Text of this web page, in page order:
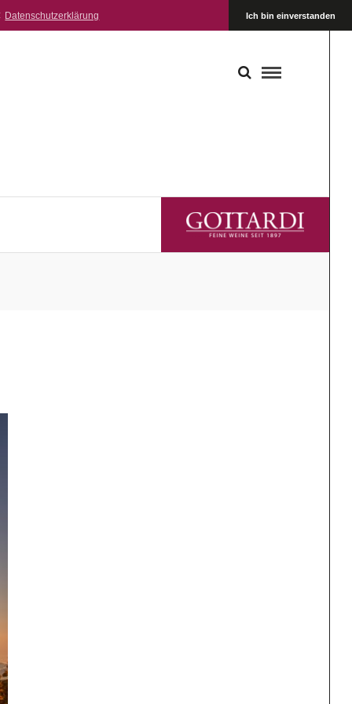
Datenschutzerklärung Ich bin einverstanden
GOTTARDI FEINE WEINE